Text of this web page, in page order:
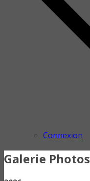
Connexion
Galerie Photos